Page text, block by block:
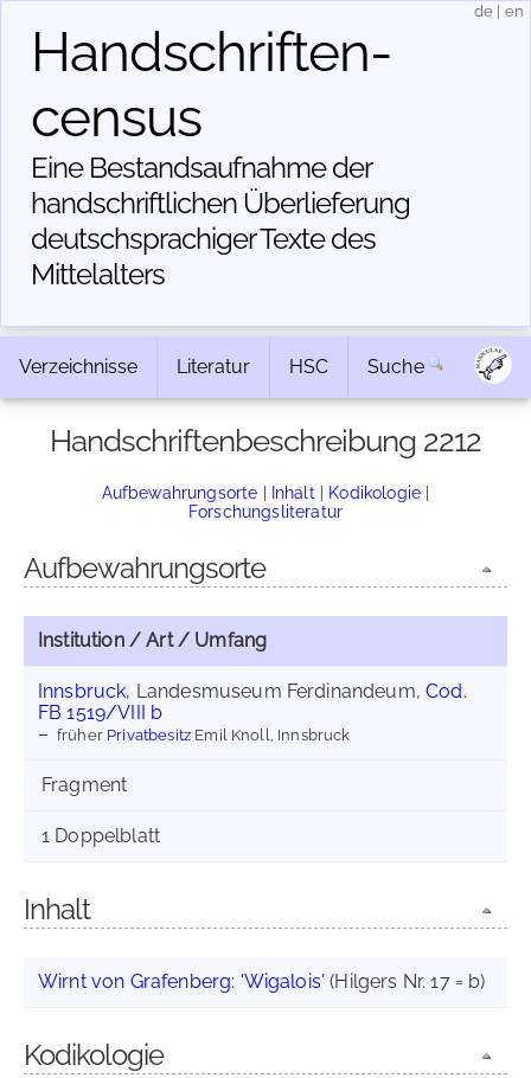
Handschriften­
census
Eine Bestandsaufnahme der
handschriftlichen Über­lieferung
deutschsprachiger Texte des
Mittelalters
de en
Verzeichnisse Literatur HSC Suche
Handschriftenbeschreibung 2212
Aufbewahrungsorte | Inhalt | Kodikologie |
Forschungsliteratur
Aufbewahrungsorte
Institution / Art / Umfang
Innsbruck, Landesmuseum Ferdinandeum,Cod.
FB 1519/VIII b
früher Privatbesitz Emil Knoll, Innsbruck
Fragment
1 Doppelblatt
Inhalt
Wirnt von Grafenberg: 'Wigalois' (Hilgers Nr. 17 = b)
Kodikologie